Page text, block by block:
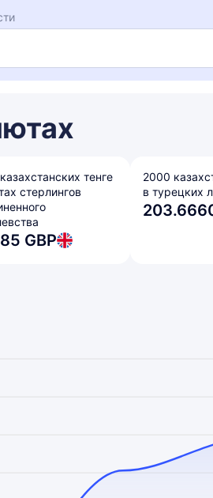
тенге
стерлингов
GBP
2000
в турецких